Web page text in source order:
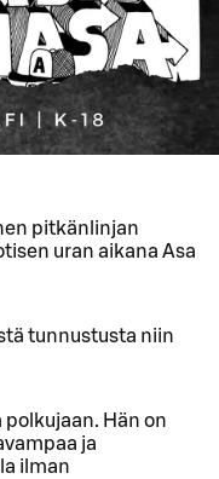
pitkänlinjan
uran aikana Asa
tunnustusta niin
Hän on
ja
ilman